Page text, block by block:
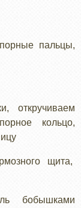
пальцы,
откручиваем
кольцо,
щита,
бобышками